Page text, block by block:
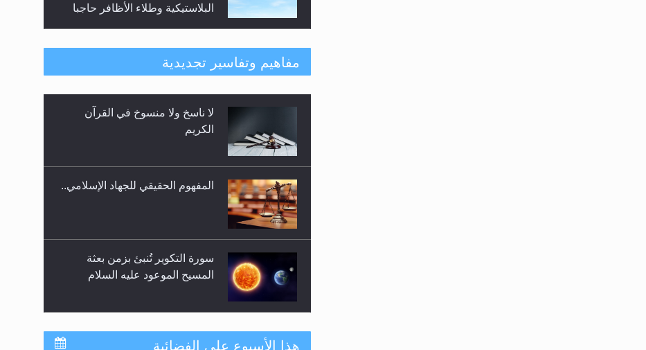
البلاستيكية وطلاء الأظافر حاجبا
هل يُحسب حول الزكاة وفق السنة
الميلادية أو الهجرية؟
هل يجوز فتح مشروع كوافير نسائي
للمحجبات وغير المحجبات؟
مفاهيم وتفاسير تجديدية
لا ناسخ ولا منسوخ في القرآن
الكريم
المفهوم الحقيقي للجهاد الإسلامي..
سورة التكوير تُنبئ بزمن بعثة
المسيح الموعود عليه السلام
حقيقة المسيح الدجال
هذا الأسبوع على الفضائية